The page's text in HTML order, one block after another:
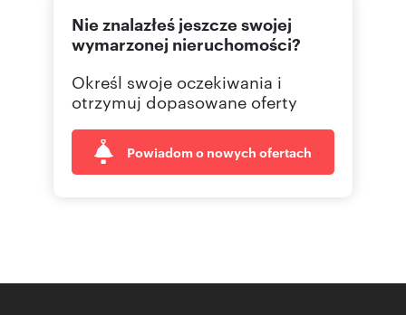
Nie znalazłeś jeszcze swojej
wymarzonej nieruchomości?
Określ swoje oczekiwania i
otrzymuj dopasowane oferty
Powiadom o nowych ofertach